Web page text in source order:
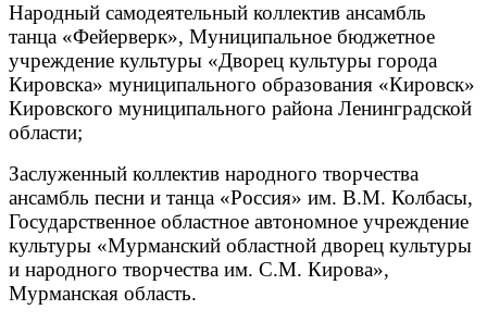
Народный самодеятельный коллектив ансамбль
танца «Фейерверк», Муниципальное бюджетное
учреждение культуры «Дворец культуры города
Кировска» муниципального образования «Кировск»
Кировского муниципального района Ленинградской
области;
Заслуженный коллектив народного творчества
ансамбль песни и танца «Россия» им. В.М. Колбасы,
Государственное областное автономное учреждение
культуры «Мурманский областной дворец культуры
и народного творчества им. С.М. Кирова»,
Мурманская область.